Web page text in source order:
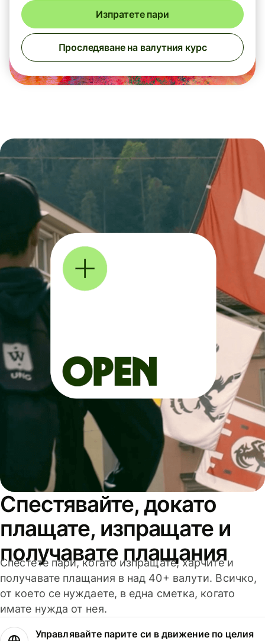
Изпратете пари
Проследяване на валутния курс
Спестявайте, докато
плащате, изпращате и
получавате плащания
Спестете пари, когато изпращате, харчите и
получавате плащания в над 40+ валути. Всичко,
от което се нуждаете, в една сметка, когато
имате нужда от нея.
Управлявайте парите си в движение по целия